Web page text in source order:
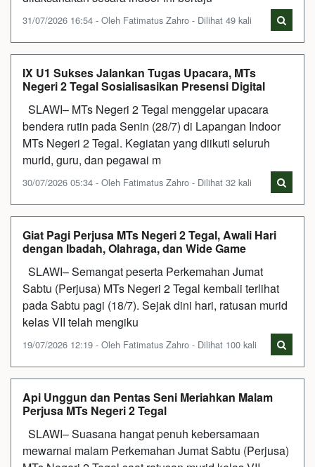
31/07/2026 16:54 - Oleh Fatimatus Zahro - Dilihat 49 kali
IX U1 Sukses Jalankan Tugas Upacara, MTs
Negeri 2 Tegal Sosialisasikan Presensi Digital
SLAWI– MTs Negeri 2 Tegal menggelar upacara
bendera rutin pada Senin (28/7) di Lapangan Indoor
MTs Negeri 2 Tegal. Kegiatan yang diikuti seluruh
murid, guru, dan pegawai m
30/07/2026 05:34 - Oleh Fatimatus Zahro - Dilihat 32 kali
Giat Pagi Perjusa MTs Negeri 2 Tegal, Awali Hari
dengan Ibadah, Olahraga, dan Wide Game
SLAWI– Semangat peserta Perkemahan Jumat
Sabtu (Perjusa) MTs Negeri 2 Tegal kembali terlihat
pada Sabtu pagi (18/7). Sejak dini hari, ratusan murid
kelas VII telah mengiku
19/07/2026 12:19 - Oleh Fatimatus Zahro - Dilihat 100 kali
Api Unggun dan Pentas Seni Meriahkan Malam
Perjusa MTs Negeri 2 Tegal
SLAWI– Suasana hangat penuh kebersamaan
mewarnai malam Perkemahan Jumat Sabtu (Perjusa)